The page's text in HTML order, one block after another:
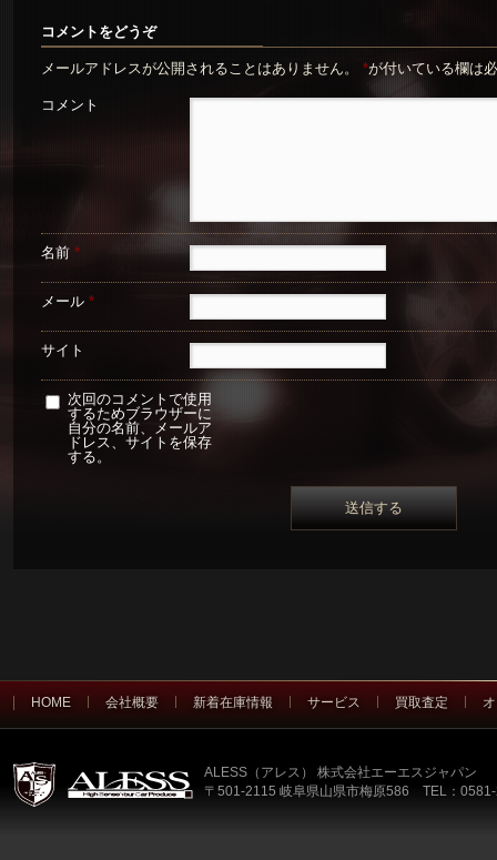
コメントをどうぞ
メールアドレスが公開されることはありません。 *が付いている欄は
コメント
名前 *
メール *
サイト
次回のコメントで使用
するためブラウザーに
自分の名前、メールア
ドレス、サイトを保存
する。
HOME 会社概要 新着在庫情報 サービス 買取査定
ALESS（アレス） 株式会社エーエスジャパン
〒501-2115 岐阜県山県市梅原586 TEL：